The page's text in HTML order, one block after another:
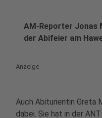
AM-Reporter Jonas
der Abifeier am
Anzeige
Auch Abiturientin Greta
dabei. Sie hat in der